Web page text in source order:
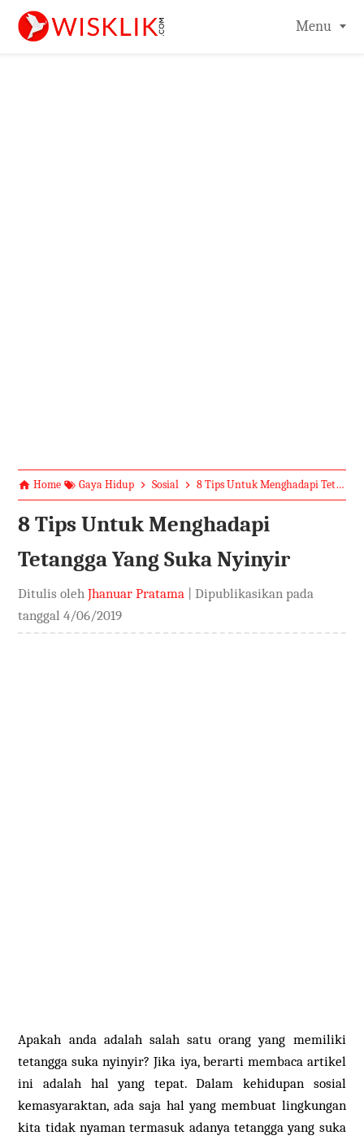
Menu
Home Gaya Hidup Sosial 8 Tips Untuk Menghadapi Tetangga Yang Suka Nyinyir
8 Tips Untuk Menghadapi
Tetangga Yang Suka Nyinyir
Ditulis olehJhanuar Pratama
| Dipublikasikan pada
tanggal4/06/2019
Apakah anda adalah salah satu orang yang memiliki
tetangga suka nyinyir? Jika iya, berarti membaca artikel
ini adalah hal yang tepat. Dalam kehidupan sosial
kemasyaraktan, ada saja hal yang membuat lingkungan
kita tidak nyaman termasuk adanya tetangga yang suka